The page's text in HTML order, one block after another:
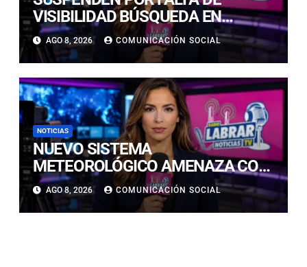
VISIBILIDAD BÚSQUEDA EN
CALDERILLA: OPERATIVO SE
RETOMARÁ ESTE DOMINGO
AGO 8, 2026 COMUNICACIÓN SOCIAL
NOTICIAS
NUEVO SISTEMA
METEOROLÓGICO AMENAZA CON
LLUVIAS, NIEVE Y TORMENTAS
ELÉCTRICAS EN ATACAMA
AGO 8, 2026 COMUNICACIÓN SOCIAL